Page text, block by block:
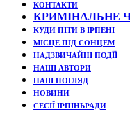
КОНТАКТИ
КРИМІНАЛЬНЕ
КУДИ ПІТИ В ІРПЕНІ
МІСЦЕ ПІД СОНЦЕМ
НАДЗВИЧАЙНІ ПОДЇЇ
НАШІ АВТОРИ
НАШ ПОГЛЯД
НОВИНИ
СЕСІЇ ІРПІНЬРАДИ